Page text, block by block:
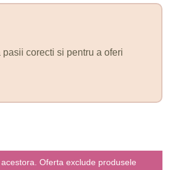
corecti si pentru a oferi
Oferta exclude produsele